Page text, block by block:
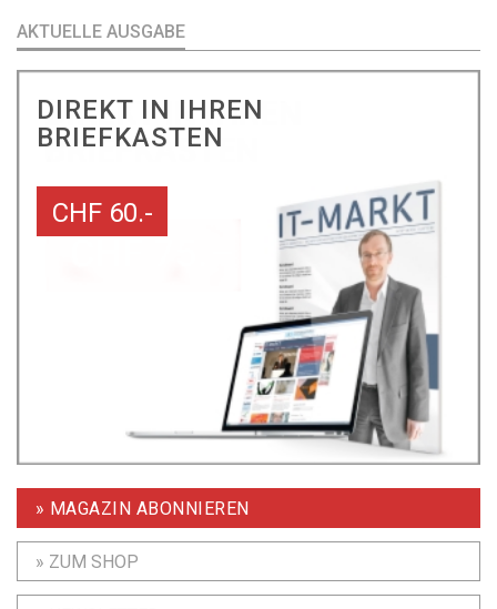
AKTUELLE AUSGABE
DIREKT IN IHREN
BRIEFKASTEN
CHF 60.-
» MAGAZIN ABONNIEREN
» ZUM SHOP